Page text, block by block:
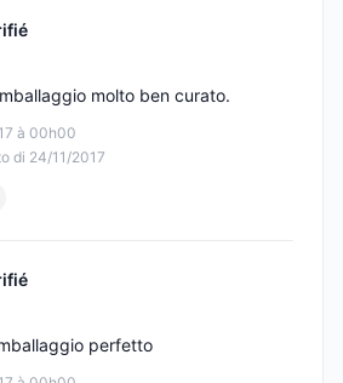
à 00h00
di 24/11/2017
molto ben curato.
perfetto